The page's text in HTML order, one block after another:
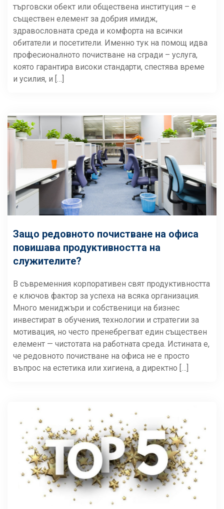
търговски обект или обществена институция – е
съществен елемент за добрия имидж,
здравословната среда и комфорта на всички
обитатели и посетители. Именно тук на помощ идва
професионалното почистване на сгради – услуга,
която гарантира високи стандарти, спестява време
и усилия, и […]
Защо редовното почистване на офиса
повишава продуктивността на
служителите?
В съвременния корпоративен свят продуктивността
е ключов фактор за успеха на всяка организация.
Много мениджъри и собственици на бизнес
инвестират в обучения, технологии и стратегии за
мотивация, но често пренебрегват един съществен
елемент — чистотата на работната среда. Истината е,
че редовното почистване на офиса не е просто
въпрос на естетика или хигиена, а директно […]